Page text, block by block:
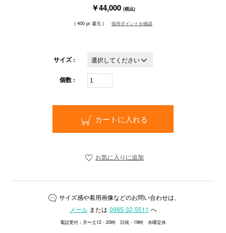
￥44,000 (税込)
( 400 pt 還元 ) 保持ポイントを確認
サイズ :
個数 :
カートに入れる
お気に入りに追加
サイズ感や着用画像などのお問い合わせは、
メールまたは 0985-32-5511 へ
電話受付：月〜土12 - 20時 日祝 - 19時 水曜定休